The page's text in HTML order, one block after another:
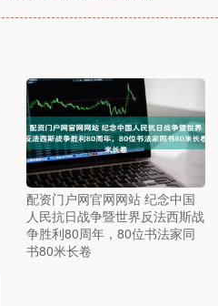
配资门户网官网网站 纪念中国
人民抗日战争暨世界反法西斯战
争胜利80周年，80位书法家同
书80米长卷